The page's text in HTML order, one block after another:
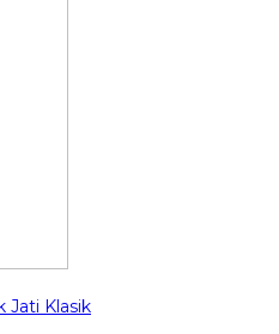
Jati Klasik